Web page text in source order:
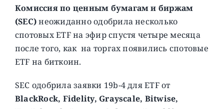
Комиссия по ценным бумагам и биржам
(SEC)неожиданно одобрила несколько
спотовых ETF на эфир спустя четыре месяца
после того, как на торгах появились спотовые
ETF на биткоин.
SEC одобрила заявки 19b-4 для ETF от
BlackRock, Fidelity, Grayscale, Bitwise,